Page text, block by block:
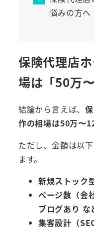
悩みの方へ
保険代理店
場は「50万
結論から言えば、
作の相場は50万〜
ただし、金額は以
ます。
新規ストック
ページ数（会
ブログあり な
集客設計（